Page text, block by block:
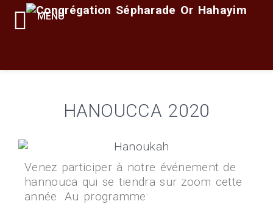
HANOUCCA 2020
Venez participer à notre événement de
hannouca qui se tiendra sur zoom cette
année. Au programme:
MENU